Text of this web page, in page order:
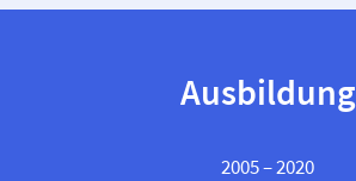
Ausbildung
2005 – 2020